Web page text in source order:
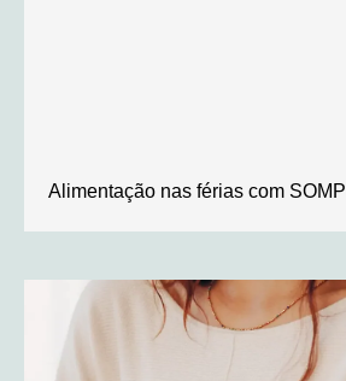
Alimentação nas férias com SOMP